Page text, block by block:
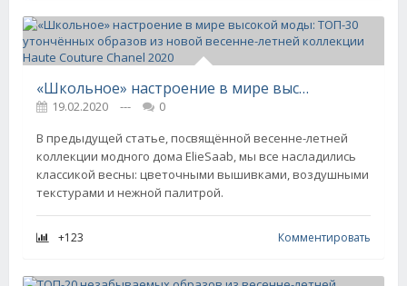
«Школьное» настроение в мире высокой моды: ТОП-30 утончённых образов из новой весенне-летней коллекции Haute Couture Chanel 2020
19.02.2020 ---
0
В предыдущей статье, посвящённой весенне-летней
коллекции модного дома ElieSaab, мы все насладились
классикой весны: цветочными вышивками, воздушными
текстурами и нежной палитрой.
+123 Комментировать